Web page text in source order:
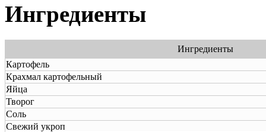
Ингредиенты
Ингредиенты
Картофель
Крахмал картофельный
Яйца
Творог
Соль
Свежий укроп